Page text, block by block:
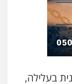
פשיעה
לבן והונאה
בעלילה,